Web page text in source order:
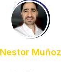
Nestor Muñoz